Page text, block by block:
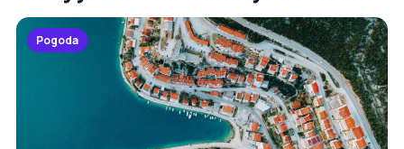
Pogoda